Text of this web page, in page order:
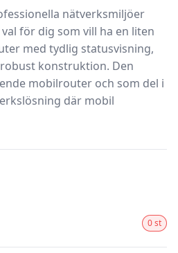
nätverksmiljöer
för dig som vill ha en liten
med tydlig statusvisning,
konstruktion. Den
mobilrouter och som del i
där mobil
0 st